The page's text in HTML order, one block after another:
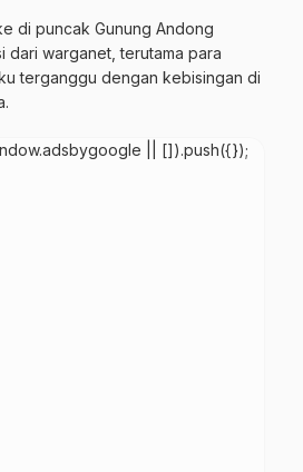
di puncak Gunung Andong
dari warganet, terutama para
terganggu dengan kebisingan di
|| []).push({});